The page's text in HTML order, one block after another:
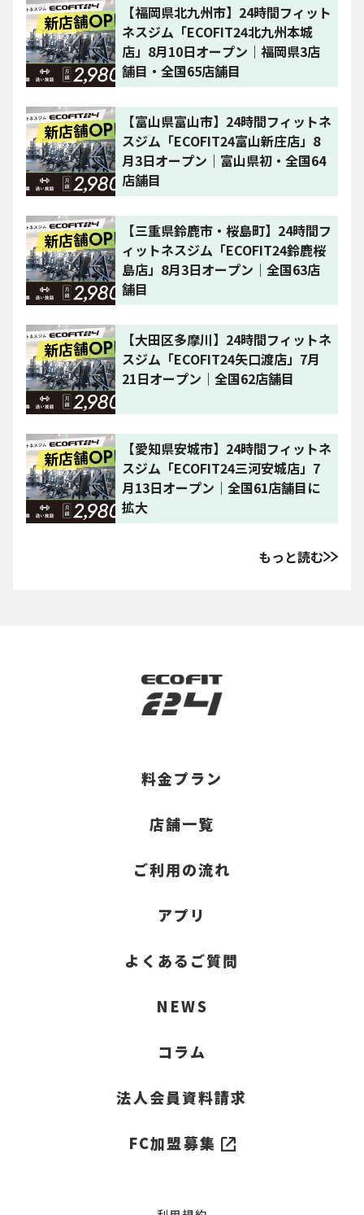
【福岡県北九州市】24時間フィット
ネスジム「ECOFIT24北九州本城
店」8月10日オープン｜福岡県3店
舗目・全国65店舗目
【富山県富山市】24時間フィットネ
スジム「ECOFIT24富山新庄店」8
月3日オープン｜富山県初・全国64
店舗目
【三重県鈴鹿市・桜島町】24時間フ
ィットネスジム「ECOFIT24鈴鹿桜
島店」8月3日オープン｜全国63店
舗目
【大田区多摩川】24時間フィットネ
スジム「ECOFIT24矢口渡店」7月
21日オープン｜全国62店舗目
【愛知県安城市】24時間フィットネ
スジム「ECOFIT24三河安城店」7
月13日オープン｜全国61店舗目に
拡大
もっと読む
料金プラン
店舗一覧
ご利用の流れ
アプリ
よくあるご質問
NEWS
コラム
法人会員資料請求
FC加盟募集